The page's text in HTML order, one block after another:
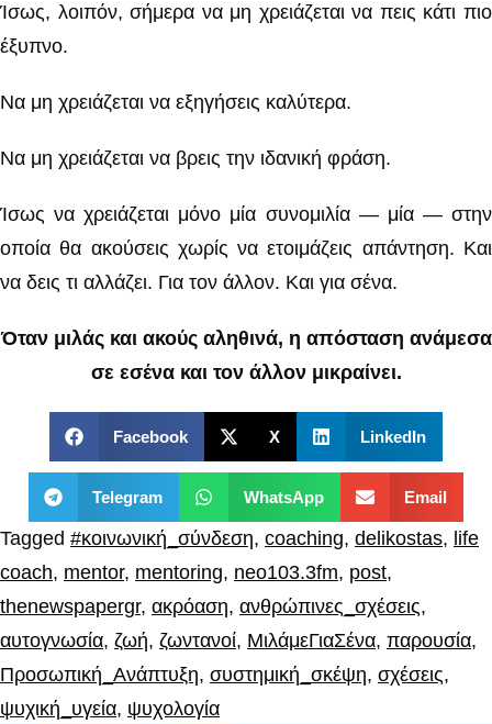
Ίσως, λοιπόν, σήμερα να μη χρειάζεται να πεις κάτι πιο
έξυπνο.
Να μη χρειάζεται να εξηγήσεις καλύτερα.
Να μη χρειάζεται να βρεις την ιδανική φράση.
Ίσως να χρειάζεται μόνο μία συνομιλία — μία — στην
οποία θα ακούσεις χωρίς να ετοιμάζεις απάντηση. Και
να δεις τι αλλάζει. Για τον άλλον. Και για σένα.
Όταν μιλάς και ακούς αληθινά, η απόσταση ανάμεσα
σε εσένα και τον άλλον μικραίνει.
Facebook X LinkedIn
Telegram WhatsApp Email
Tagged #κοινωνική_σύνδεση, coaching, delikostas, life
coach, mentor, mentoring, neo103.3fm, post,
thenewspapergr, ακρόαση, ανθρώπινες_σχέσεις,
αυτογνωσία, ζωή, ζωντανοί, ΜιλάμεΓιαΣένα, παρουσία,
Προσωπική_Ανάπτυξη, συστημική_σκέψη, σχέσεις,
ψυχική_υγεία, ψυχολογία